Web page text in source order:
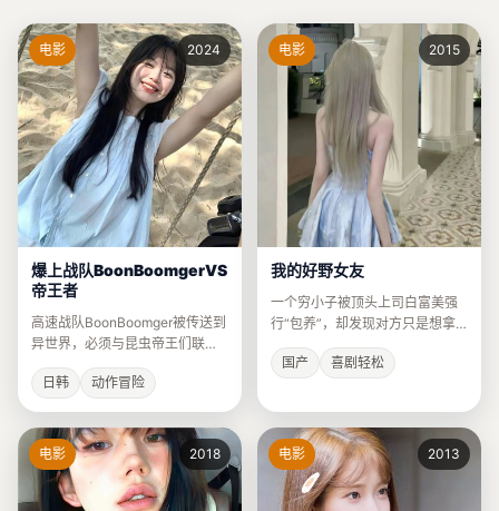
电影 2024
爆上战队BoonBoomgerVS
帝王者
高速战队BoonBoomger被传送到
异世界，必须与昆虫帝王们联手
击败时空裂缝中的邪神。
日韩
动作冒险
电影 2015
我的好野女友
一个穷小子被顶头上司白富美强
行“包养”，却发现对方只是想拿
他当挡箭牌逃避家族联姻。
国产
喜剧轻松
电影 2018 电影 2013